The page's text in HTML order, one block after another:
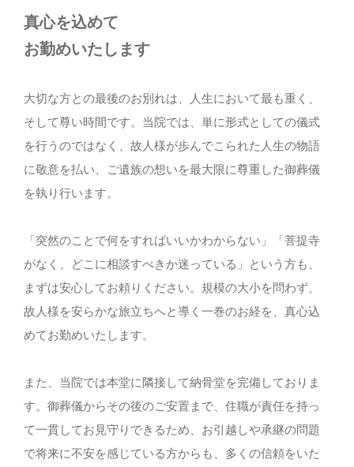
真心を込めて
お勤めいたします
大切な方との最後のお別れは、人生において最も重く、
そして尊い時間です。当院では、単に形式としての儀式
を行うのではなく、故人様が歩んでこられた人生の物語
に敬意を払い、ご遺族の想いを最大限に尊重した御葬儀
を執り行います。
「突然のことで何をすればいいかわからない」「菩提寺
がなく、どこに相談すべきか迷っている」という方も、
まずは安心してお頼りください。規模の大小を問わず、
故人様を安らかな旅立ちへと導く一巻のお経を、真心込
めてお勤めいたします。
また、当院では本堂に隣接して納骨堂を完備しておりま
す。御葬儀からその後のご安置まで、住職が責任を持っ
て一貫してお見守りできるため、お引越しや承継の問題
で将来に不安を感じている方からも、多くの信頼をいた